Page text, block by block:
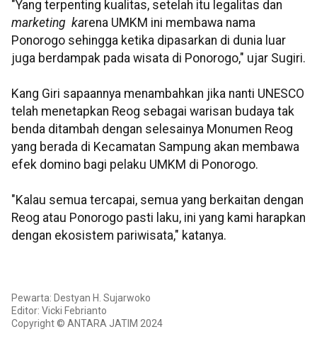
"Yang terpenting kualitas, setelah itu legalitas dan
marketing karena UMKM ini membawa nama
Ponorogo sehingga ketika dipasarkan di dunia luar
juga berdampak pada wisata di Ponorogo," ujar Sugiri.
Kang Giri sapaannya menambahkan jika nanti UNESCO
telah menetapkan Reog sebagai warisan budaya tak
benda ditambah dengan selesainya Monumen Reog
yang berada di Kecamatan Sampung akan membawa
efek domino bagi pelaku UMKM di Ponorogo.
"Kalau semua tercapai, semua yang berkaitan dengan
Reog atau Ponorogo pasti laku, ini yang kami harapkan
dengan ekosistem pariwisata," katanya.
Pewarta: Destyan H. Sujarwoko
Editor: Vicki Febrianto
Copyright © ANTARA JATIM 2024